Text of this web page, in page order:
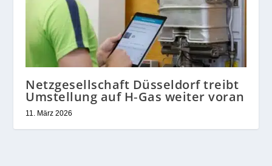
Netzgesellschaft Düsseldorf treibt
Umstellung auf H‑Gas weiter voran
11. März 2026